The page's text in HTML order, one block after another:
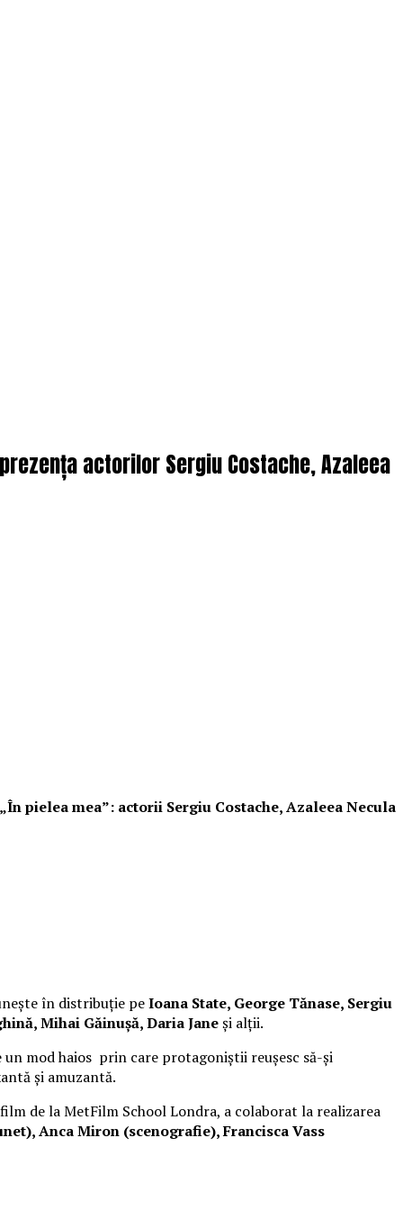
actorilor Sergiu Costache, Azaleea
pielea mea”: actorii Sergiu Costache, Azaleea Necula
în distribuție peIoana State, George Tănase, Sergiu
Mihai Găinușă, Daria Janeși alții.
un mod haios prin care protagoniștii reușesc să-și
și amuzantă.
de la MetFilm School Londra, a colaborat la realizarea
Anca Miron (scenografie), Francisca Vass